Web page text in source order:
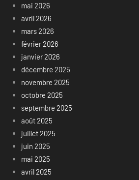
mai 2026
avril 2026
mars 2026
février 2026
janvier 2026
décembre 2025
novembre 2025
octobre 2025
septembre 2025
août 2025
juillet 2025
juin 2025
mai 2025
avril 2025